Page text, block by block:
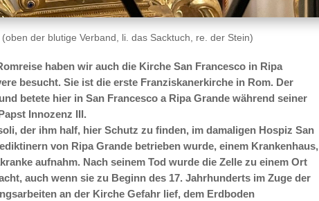
der blutige Verband, li. das Sacktuch, re. der Stein)
haben wir auch die Kirche San Francesco in Ripa
besucht. Sie ist die erste Franziskanerkirche in Rom. Der
betete hier in San Francesco a Ripa Grande während seiner
Innozenz III.
der ihm half, hier Schutz zu finden, im damaligen Hospiz San
von Ripa Grande betrieben wurde, einem Krankenhaus,
aufnahm. Nach seinem Tod wurde die Zelle zu einem Ort
auch wenn sie zu Beginn des 17. Jahrhunderts im Zuge der
an der Kirche Gefahr lief, dem Erdboden